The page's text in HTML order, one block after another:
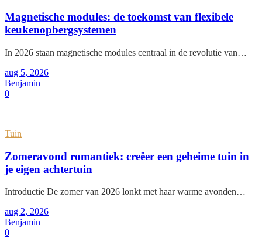
Magnetische modules: de toekomst van flexibele
keukenopbergsystemen
In 2026 staan magnetische modules centraal in de revolutie van…
aug 5, 2026
Benjamin
0
Tuin
Zomeravond romantiek: creëer een geheime tuin in
je eigen achtertuin
Introductie De zomer van 2026 lonkt met haar warme avonden…
aug 2, 2026
Benjamin
0